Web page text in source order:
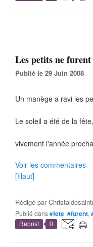
Les petits ne
Publié le 29 Juin 2008
Un manège a ravi les
Le soleil a été de la
vivement l'année
Voir les commentaires
[Haut]
Rédigé par
Publié dans#fete, #furent,
Repost 0